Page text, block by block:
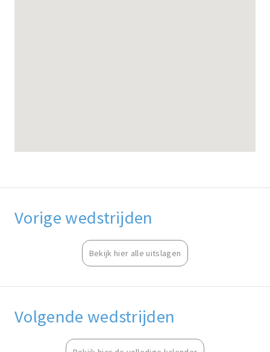
Vorige wedstrijden
Bekijk hier alle uitslagen
Volgende wedstrijden